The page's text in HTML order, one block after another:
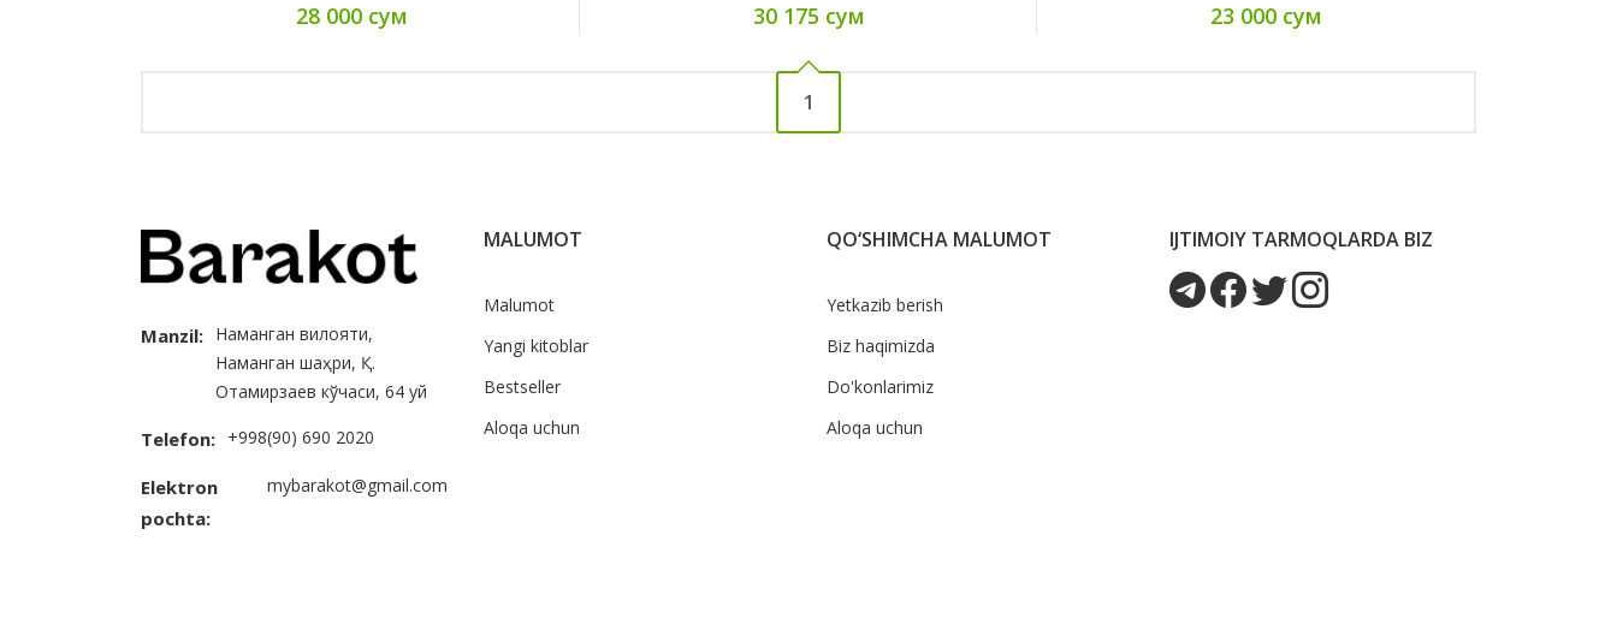
28 000 сум 30 175 сум 23 000 сум
1
Manzil: Наманган вилояти,
Наманган шаҳри, Қ.
Отамирзаев кўчаси, 64 уй
Telefon: +998(90) 690 2020
Elektron
pochta:
mybarakot@gmail.com
MALUMOT
Malumot
Yangi kitoblar
Bestseller
Aloqa uchun
QO‘SHIMCHA MALUMOT
Yetkazib berish
Biz haqimizda
Do'konlarimiz
Aloqa uchun
IJTIMOIY TARMOQLARDA BIZ